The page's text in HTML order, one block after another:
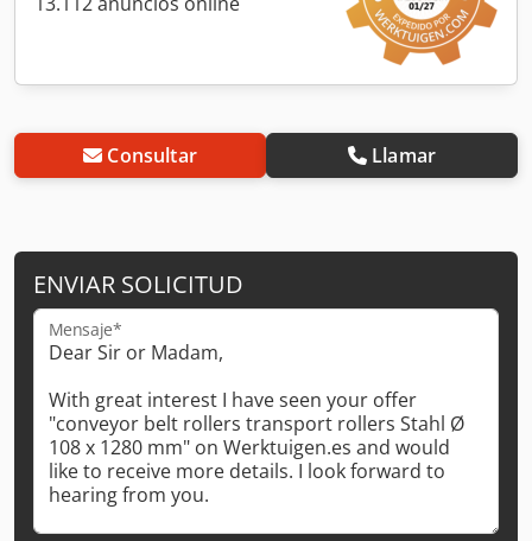
Consultar Llamar
ENVIAR SOLICITUD
Mensaje*